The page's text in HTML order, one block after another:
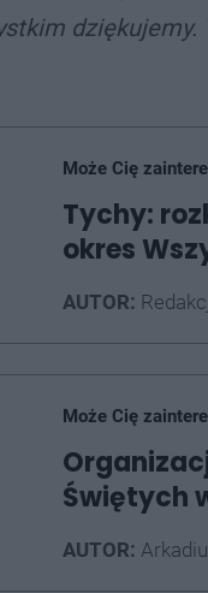
dziękujemy.
Może Cię
Tychy:
okres
AUTOR:
Może Cię
Świętych
AUTOR: